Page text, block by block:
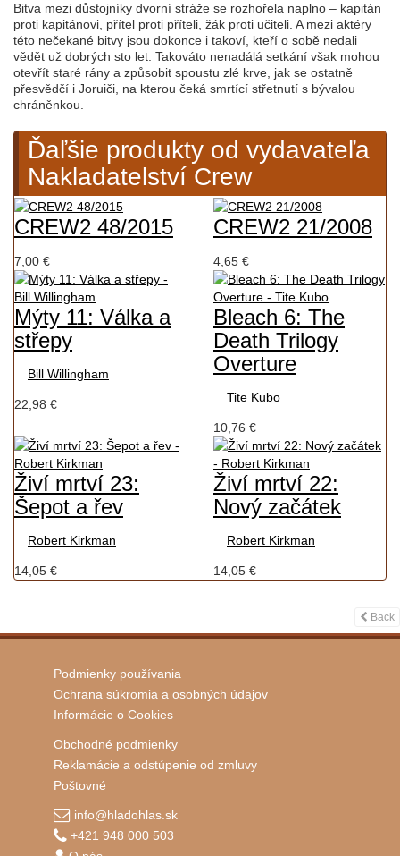
Bitva mezi důstojníky dvorní stráže se rozhořela naplno – kapitán
proti kapitánovi, přítel proti příteli, žák proti učiteli. A mezi aktéry
této nečekané bitvy jsou dokonce i takoví, kteří o sobě nedali
vědět už dobrých sto let. Takováto nenadálá setkání však mohou
otevřít staré rány a způsobit spoustu zlé krve, jak se ostatně
přesvědčí i Joruiči, na kterou čeká smrtící střetnutí s bývalou
chráněnkou.
Ďaľšie produkty od vydavateľa
Nakladatelství Crew
CREW2 48/2015
7,00 €
CREW2 21/2008
4,65 €
Mýty 11: Válka a
střepy
Bill Willingham
22,98 €
Bleach 6: The
Death Trilogy
Overture
Tite Kubo
10,76 €
Živí mrtví 23:
Šepot a řev
Robert Kirkman
14,05 €
Živí mrtví 22:
Nový začátek
Robert Kirkman
14,05 €
Back
Podmienky používania
Ochrana súkromia a osobných údajov
Informácie o Cookies
Obchodné podmienky
Reklamácie a odstúpenie od zmluvy
Poštovné
info@hladohlas.sk
+421 948 000 503